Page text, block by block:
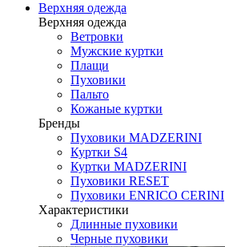
Верхняя одежда
Верхняя одежда
Ветровки
Мужские куртки
Плащи
Пуховики
Пальто
Кожаные куртки
Бренды
Пуховики MADZERINI
Куртки S4
Куртки MADZERINI
Пуховики RESET
Пуховики ENRICO CERINI
Характеристики
Длинные пуховики
Черные пуховики